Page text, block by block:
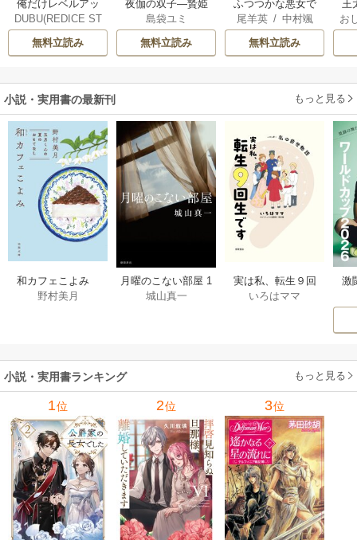
俺だけレベルアッ
プな件
DUBU(REDICE ST
/ Chugong
h-goon
無料立読み
夜伽の双子―贄姫
は二人の王子に愛
される―
島袋ユミ
無料立読み
ふつつかな悪女で
はございますが ～
雛宮蝶鼠とりかえ
伝～
尾羊英/ 中村颯
/ ゆき哉
無料立読み
王
こ
二
お
小説・実用書の最新刊 もっと見る
和カフェこよみ
五月くんの夏のお
野村美月
月曜のこない部屋 1
巻
城山真一
実は私、転生９回
生です マンガ
いろはママ
激
小説・実用書ランキング もっと見る
1位 2位 3位